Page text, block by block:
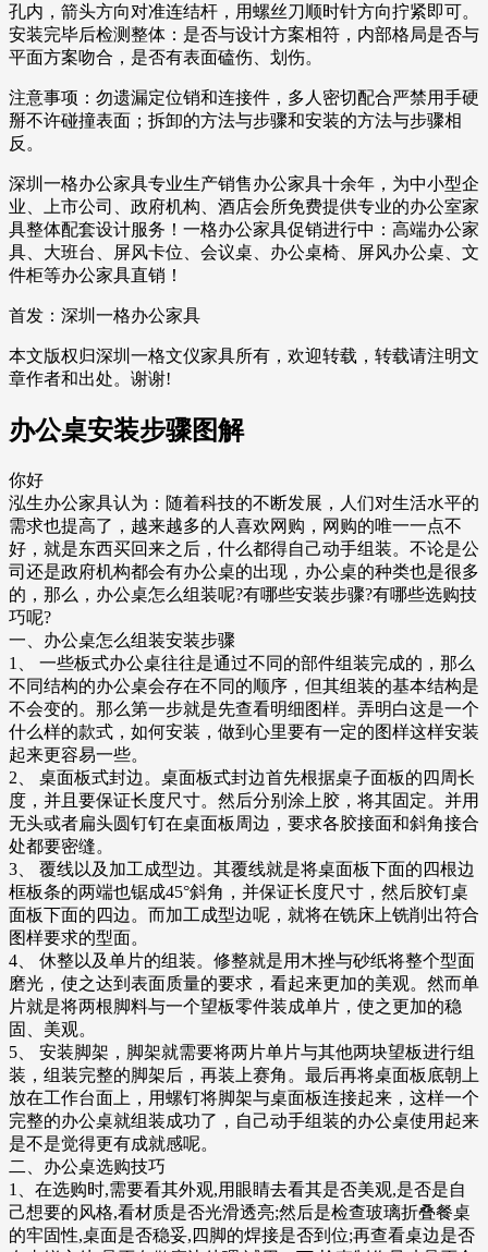
孔内，箭头方向对准连结杆，用螺丝刀顺时针方向拧紧即可。
安装完毕后检测整体：是否与设计方案相符，内部格局是否与
平面方案吻合，是否有表面磕伤、划伤。
注意事项：勿遗漏定位销和连接件，多人密切配合严禁用手硬
掰不许碰撞表面；拆卸的方法与步骤和安装的方法与步骤相
反。
深圳一格办公家具专业生产销售办公家具十余年，为中小型企
业、上市公司、政府机构、酒店会所免费提供专业的办公室家
具整体配套设计服务！一格办公家具促销进行中：高端办公家
具、大班台、屏风卡位、会议桌、办公桌椅、屏风办公桌、文
件柜等办公家具直销！
首发：深圳一格办公家具
本文版权归深圳一格文仪家具所有，欢迎转载，转载请注明文
章作者和出处。谢谢!
办公桌安装步骤图解
你好
泓生办公家具认为：随着科技的不断发展，人们对生活水平的
需求也提高了，越来越多的人喜欢网购，网购的唯一一点不
好，就是东西买回来之后，什么都得自己动手组装。不论是公
司还是政府机构都会有办公桌的出现，办公桌的种类也是很多
的，那么，办公桌怎么组装呢?有哪些安装步骤?有哪些选购技
巧呢?
一、办公桌怎么组装安装步骤
1、 一些板式办公桌往往是通过不同的部件组装完成的，那么
不同结构的办公桌会存在不同的顺序，但其组装的基本结构是
不会变的。那么第一步就是先查看明细图样。弄明白这是一个
什么样的款式，如何安装，做到心里要有一定的图样这样安装
起来更容易一些。
2、 桌面板式封边。桌面板式封边首先根据桌子面板的四周长
度，并且要保证长度尺寸。然后分别涂上胶，将其固定。并用
无头或者扁头圆钉钉在桌面板周边，要求各胶接面和斜角接合
处都要密缝。
3、 覆线以及加工成型边。其覆线就是将桌面板下面的四根边
框板条的两端也锯成45°斜角，并保证长度尺寸，然后胶钉桌
面板下面的四边。而加工成型边呢，就将在铣床上铣削出符合
图样要求的型面。
4、 休整以及单片的组装。修整就是用木挫与砂纸将整个型面
磨光，使之达到表面质量的要求，看起来更加的美观。然而单
片就是将两根脚料与一个望板零件装成单片，使之更加的稳
固、美观。
5、 安装脚架，脚架就需要将两片单片与其他两块望板进行组
装，组装完整的脚架后，再装上赛角。最后再将桌面板底朝上
放在工作台面上，用螺钉将脚架与桌面板连接起来，这样一个
完整的办公桌就组装成功了，自己动手组装的办公桌使用起来
是不是觉得更有成就感呢。
二、办公桌选购技巧
1、在选购时,需要看其外观,用眼睛去看其是否美观,是否是自
己想要的风格,看材质是否光滑透亮;然后是检查玻璃折叠餐桌
的牢固性,桌面是否稳妥,四脚的焊接是否到位;再查看桌边是否